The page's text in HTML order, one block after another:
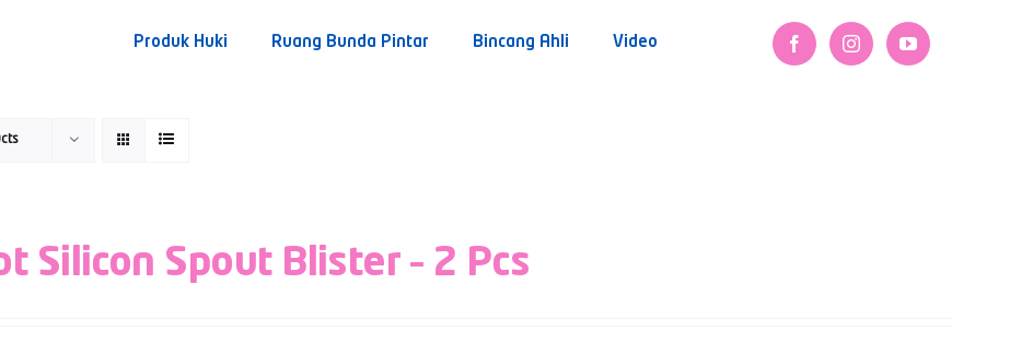
Produk Huki Ruang Bunda Pintar Bincang Ahli Video
Silicon Spout Blister – 2 Pcs